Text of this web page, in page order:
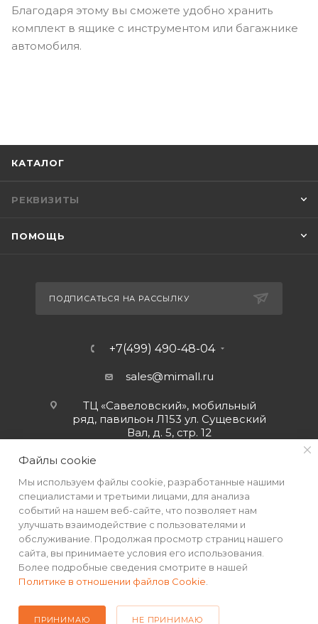
Благодаря этому вы сможете удобно хранить
комплект в ящике с инструментом или багажнике
автомобиля.
КАТАЛОГ
РЕКВИЗИТЫ
ПОМОЩЬ
ПОДПИСАТЬСЯ НА РАССЫЛКУ
+7(499) 490-48-04
sales@mimall.ru
ТЦ «Савеловский», мобильный
ряд, павильон Л153 ул. Сущевский
Вал, д. 5, стр. 12
2026 © Интернет-магазин MiMall® • Не является публичной
офертой • 2026 г.
Файлы cookie
Мы используем файлы cookie, разработанные нашими
специалистами и третьими лицами, для анализа
событий на нашем веб-сайте, что позволяет нам
улучшать взаимодействие с пользователями и
обслуживание. Продолжая просмотр страниц нашего
сайта, вы принимаете условия его использования.
Более подробные сведения смотрите в нашей
Политике в отношении файлов Cookie
ПРИНИМАЮ НЕ ПРИНИМАЮ